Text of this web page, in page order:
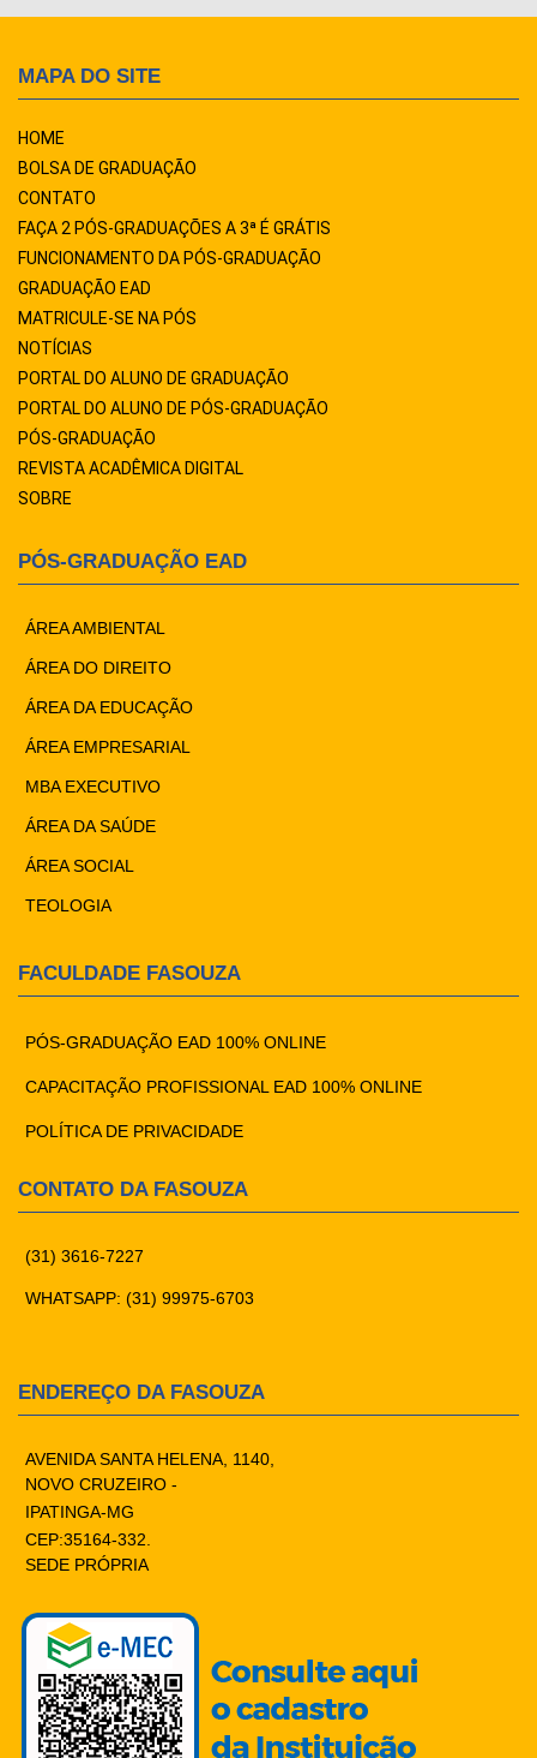
MAPA DO SITE
HOME
BOLSA DE GRADUAÇÃO
CONTATO
FAÇA 2 PÓS-GRADUAÇÕES A 3ª É GRÁTIS
FUNCIONAMENTO DA PÓS-GRADUAÇÃO
GRADUAÇÃO EAD
MATRICULE-SE NA PÓS
NOTÍCIAS
PORTAL DO ALUNO DE GRADUAÇÃO
PORTAL DO ALUNO DE PÓS-GRADUAÇÃO
PÓS-GRADUAÇÃO
REVISTA ACADÊMICA DIGITAL
SOBRE
PÓS-GRADUAÇÃO EAD
ÁREA AMBIENTAL
ÁREA DO DIREITO
ÁREA DA EDUCAÇÃO
ÁREA EMPRESARIAL
MBA EXECUTIVO
ÁREA DA SAÚDE
ÁREA SOCIAL
TEOLOGIA
FACULDADE FASOUZA
PÓS-GRADUAÇÃO EAD 100% ONLINE
CAPACITAÇÃO PROFISSIONAL EAD 100% ONLINE
POLÍTICA DE PRIVACIDADE
CONTATO DA FASOUZA
(31) 3616-7227
WHATSAPP: (31) 99975-6703
ENDEREÇO DA FASOUZA
AVENIDA SANTA HELENA, 1140,
NOVO CRUZEIRO -
IPATINGA-MG
CEP:35164-332.
SEDE PRÓPRIA